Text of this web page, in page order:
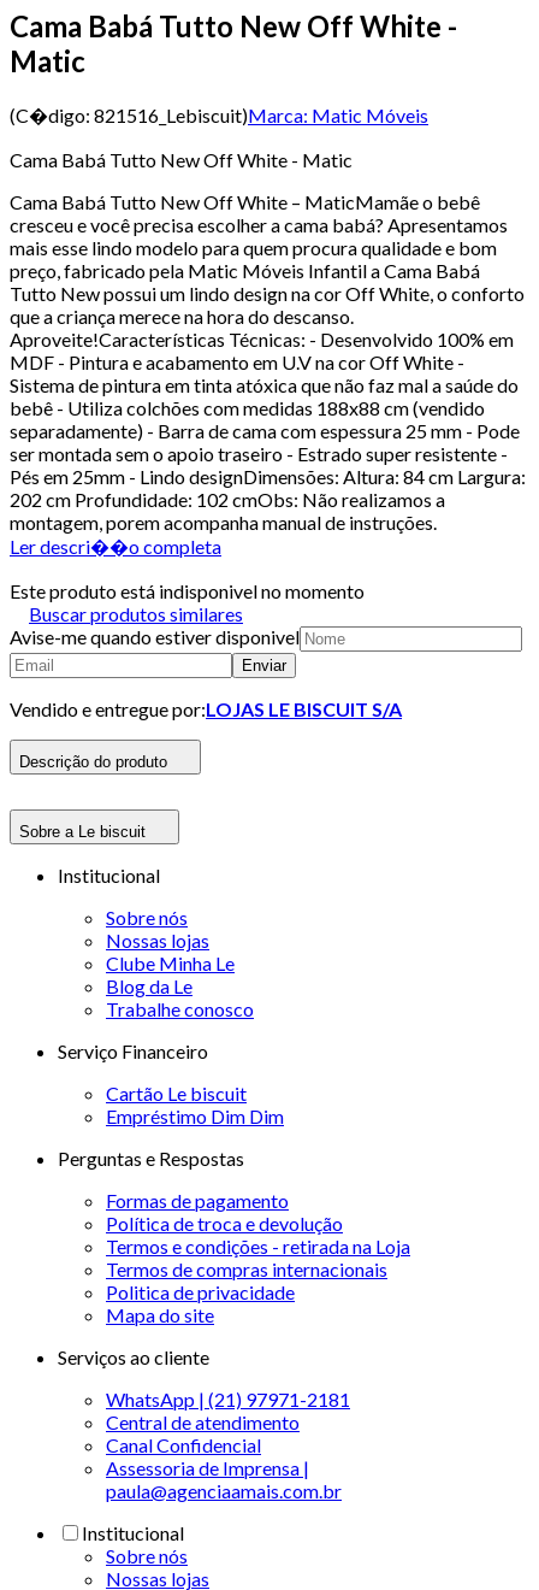
Cama Babá Tutto New Off White -
Matic
(C�digo: 821516_Lebiscuit)Marca: Matic Móveis
Cama Babá Tutto New Off White - Matic
Cama Babá Tutto New Off White – MaticMamãe o bebê
cresceu e você precisa escolher a cama babá? Apresentamos
mais esse lindo modelo para quem procura qualidade e bom
preço, fabricado pela Matic Móveis Infantil a Cama Babá
Tutto New possui um lindo design na cor Off White, o conforto
que a criança merece na hora do descanso.
Aproveite!Características Técnicas: - Desenvolvido 100% em
MDF - Pintura e acabamento em U.V na cor Off White -
Sistema de pintura em tinta atóxica que não faz mal a saúde do
bebê - Utiliza colchões com medidas 188x88 cm (vendido
separadamente) - Barra de cama com espessura 25 mm - Pode
ser montada sem o apoio traseiro - Estrado super resistente -
Pés em 25mm - Lindo designDimensões: Altura: 84 cm Largura:
202 cm Profundidade: 102 cmObs: Não realizamos a
montagem, porem acompanha manual de instruções.
Ler descri��o completa
Este produto está indisponivel no momento
Buscar produtos similares
Avise-me quando estiver disponivel
Enviar
Vendido e entregue por:LOJAS LE BISCUIT S/A
Descrição do produto
Sobre a Le biscuit
Institucional
Sobre nós
Nossas lojas
Clube Minha Le
Blog da Le
Trabalhe conosco
Serviço Financeiro
Cartão Le biscuit
Empréstimo Dim Dim
Perguntas e Respostas
Formas de pagamento
Política de troca e devolução
Termos e condições - retirada na Loja
Termos de compras internacionais
Politica de privacidade
Mapa do site
Serviços ao cliente
WhatsApp | (21) 97971-2181
Central de atendimento
Canal Confidencial
Assessoria de Imprensa |
paula@agenciaamais.com.br
Institucional
Sobre nós
Nossas lojas